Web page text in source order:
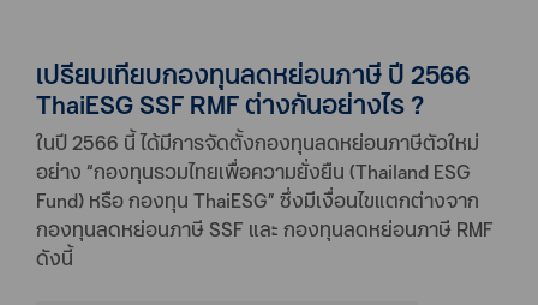
เปรียบเทียบกองทุนลดหย่อนภาษี ปี 2566
ThaiESG SSF RMF ต่างกันอย่างไร ?
ในปี 2566 นี้ ได้มีการจัดตั้งกองทุนลดหย่อนภาษีตัวใหม่
อย่าง “กองทุนรวมไทยเพื่อความยั่งยืน (Thailand ESG
Fund) หรือ กองทุน ThaiESG” ซึ่งมีเงื่อนไขแตกต่างจาก
กองทุนลดหย่อนภาษี SSF และ กองทุนลดหย่อนภาษี RMF
ดังนี้